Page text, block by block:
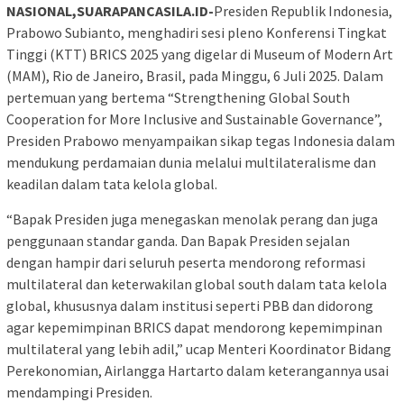
NASIONAL,SUARAPANCASILA.ID-Presiden Republik Indonesia,
Prabowo Subianto, menghadiri sesi pleno Konferensi Tingkat
Tinggi (KTT) BRICS 2025 yang digelar di Museum of Modern Art
(MAM), Rio de Janeiro, Brasil, pada Minggu, 6 Juli 2025. Dalam
pertemuan yang bertema “Strengthening Global South
Cooperation for More Inclusive and Sustainable Governance”,
Presiden Prabowo menyampaikan sikap tegas Indonesia dalam
mendukung perdamaian dunia melalui multilateralisme dan
keadilan dalam tata kelola global.
“Bapak Presiden juga menegaskan menolak perang dan juga
penggunaan standar ganda. Dan Bapak Presiden sejalan
dengan hampir dari seluruh peserta mendorong reformasi
multilateral dan keterwakilan global south dalam tata kelola
global, khususnya dalam institusi seperti PBB dan didorong
agar kepemimpinan BRICS dapat mendorong kepemimpinan
multilateral yang lebih adil,” ucap Menteri Koordinator Bidang
Perekonomian, Airlangga Hartarto dalam keterangannya usai
mendampingi Presiden.